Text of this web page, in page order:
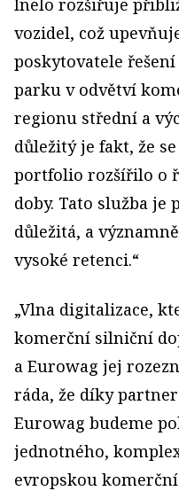
vozidel, což
poskytovatele
parku v odvětví
regionu střední a
důležitý je fakt, že
portfolio rozšířilo o
doby. Tato služba
důležitá, a
vysoké retenci.“
„Vlna digitalizace,
komerční silniční
a Eurowag jej
ráda, že díky
Eurowag budeme
jednotného,
evropskou